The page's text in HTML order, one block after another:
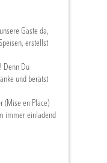
Gäste da,
erstellst
Denn Du
und berätst
(Mise en Place)
immer einladend